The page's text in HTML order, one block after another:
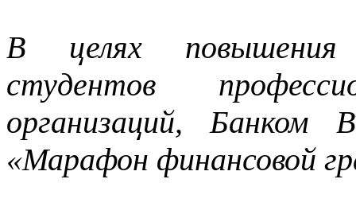
В целях повышения
студентов
организаций,
«Марафон финансовой